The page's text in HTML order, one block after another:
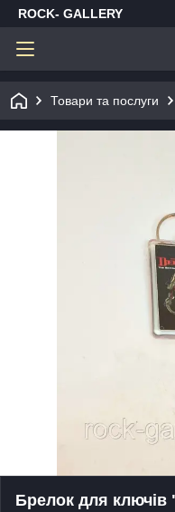
ROCK- GALLERY
Товари та послуги
Брелок для ключів